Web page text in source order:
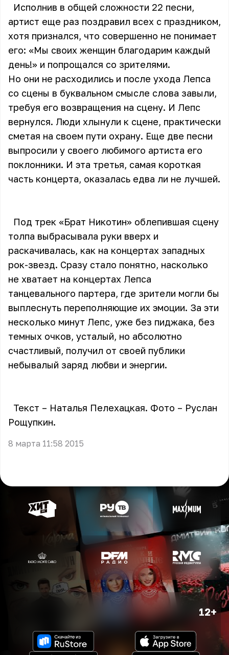
Исполнив в общей сложности 22 песни,
артист еще раз поздравил всех с праздником,
хотя признался, что совершенно не понимает
его: «Мы своих женщин благодарим каждый
день!» и попрощался со зрителями.
Но они не расходились и после ухода Лепса
со сцены в буквальном смысле слова завыли,
требуя его возвращения на сцену. И Лепс
вернулся. Люди хлынули к сцене, практически
сметая на своем пути охрану. Еще две песни
выпросили у своего любимого артиста его
поклонники. И эта третья, самая короткая
часть концерта, оказалась едва ли не лучшей.
Под трек «Брат Никотин» облепившая сцену
толпа выбрасывала руки вверх и
раскачивалась, как на концертах западных
рок-звезд. Сразу стало понятно, насколько
не хватает на концертах Лепса
танцевального партера, где зрители могли бы
выплеснуть переполняющие их эмоции. За эти
несколько минут Лепс, уже без пиджака, без
темных очков, усталый, но абсолютно
счастливый, получил от своей публики
небывалый заряд любви и энергии.
Текст – Наталья Пелехацкая. Фото – Руслан
Рощупкин.
8 марта 11:58 2015
12+